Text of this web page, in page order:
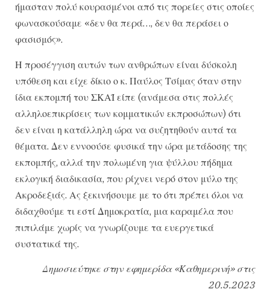
ήμασταν πολύ κουρασμένοι από τις πορείες στις οποίες
φωνασκούσαμε «δεν θα περά…, δεν θα περάσει ο
φασισμός».
Η προσέγγιση αυτών των ανθρώπων είναι δύσκολη
υπόθεση και είχε δίκιο ο κ. Παύλος Τσίμας όταν στην
ίδια εκπομπή του ΣΚΑΪ είπε (ανάμεσα στις πολλές
αλληλοεπικρίσεις των κομματικών εκπροσώπων) ότι
δεν είναι η κατάλληλη ώρα να συζητηθούν αυτά τα
θέματα. Δεν εννοούσε φυσικά την ώρα μετάδοσης της
εκπομπής, αλλά την πολωμένη για ψύλλου πήδημα
εκλογική διαδικασία, που ρίχνει νερό στον μύλο της
Ακροδεξιάς. Ας ξεκινήσουμε με το ότι πρέπει όλοι να
διδαχθούμε τι εστί Δημοκρατία, μια καραμέλα που
πιπιλάμε χωρίς να γνωρίζουμε τα ευεργετικά
συστατικά της.
Δημοσιεύτηκε στην εφημερίδα «Καθημερινή» στις
20.5.2023